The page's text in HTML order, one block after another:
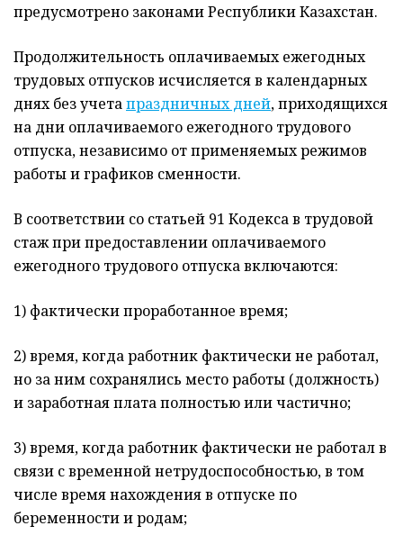
предусмотрено законами Республики Казахстан.
Продолжительность оплачиваемых ежегодных
трудовых отпусков исчисляется в календарных
днях без учетапраздничных дней, приходящихся
на дни оплачиваемого ежегодного трудового
отпуска, независимо от применяемых режимов
работы и графиков сменности.
В соответствии со статьей 91 Кодекса в трудовой
стаж при предоставлении оплачиваемого
ежегодного трудового отпуска включаются:
1) фактически проработанное время;
2) время, когда работник фактически не работал,
но за ним сохранялись место работы (должность)
и заработная плата полностью или частично;
3) время, когда работник фактически не работал в
связи с временной нетрудоспособностью, в том
числе время нахождения в отпуске по
беременности и родам;